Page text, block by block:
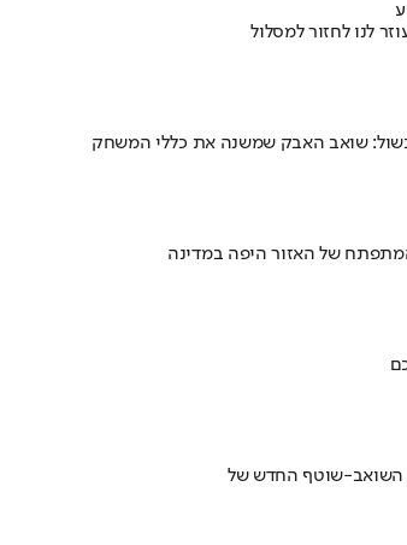
לנו לחזור למסלול
שואב האבק שמשנה את כללי המשחק